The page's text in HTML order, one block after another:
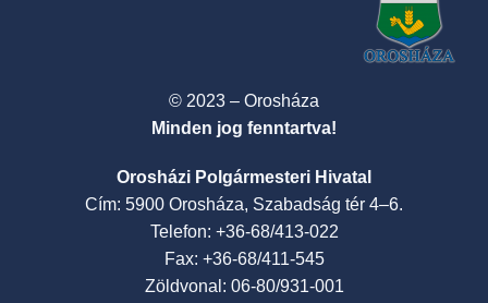
© 2023 – Orosháza
Minden jog fenntartva!
Orosházi Polgármesteri Hivatal
Cím: 5900 Orosháza, Szabadság tér 4–6.
Telefon: +36-68/413-022
Fax: +36-68/411-545
Zöldvonal: 06-80/931-001